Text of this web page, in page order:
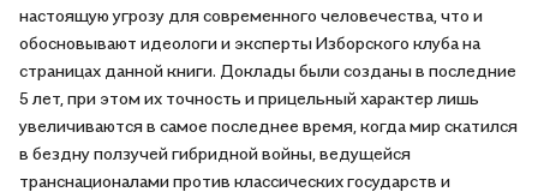
настоящую угрозу для современного человечества, что и
обосновывают идеологи и эксперты Изборского клуба на
страницах данной книги. Доклады были созданы в последние
5 лет, при этом их точность и прицельный характер лишь
увеличиваются в самое последнее время, когда мир скатился
в бездну ползучей гибридной войны, ведущейся
транснационалами против классических государств и